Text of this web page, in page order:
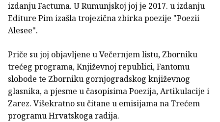
izdanju Factuma. U Rumunjskoj joj je 2017. u izdanju
Editure Pim izašla trojezična zbirka poezije "Poezii
Alesee".
Priče su joj objavljene u Večernjem listu, Zborniku
trećeg programa, Književnoj republici, Fantomu
slobode te Zborniku gornjogradskog književnog
glasnika, a pjesme u časopisima Poezija, Artikulacije i
Zarez. Višekratno su čitane u emisijama na Trećem
programu Hrvatskoga radija.